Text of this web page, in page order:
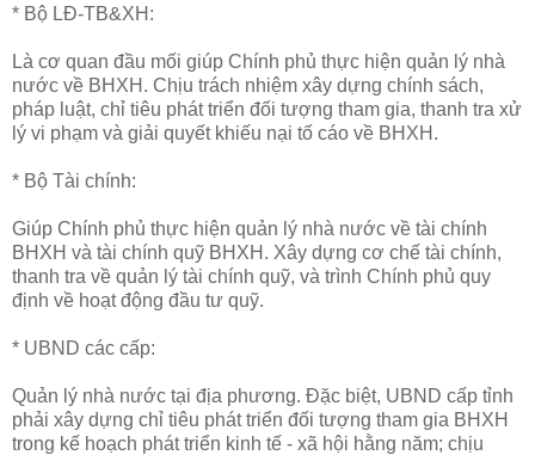
* Bộ LĐ-TB&XH:
Là cơ quan đầu mối giúp Chính phủ thực hiện quản lý nhà
nước về BHXH. Chịu trách nhiệm xây dựng chính sách,
pháp luật, chỉ tiêu phát triển đối tượng tham gia, thanh tra xử
lý vi phạm và giải quyết khiếu nại tố cáo về BHXH.
* Bộ Tài chính:
Giúp Chính phủ thực hiện quản lý nhà nước về tài chính
BHXH và tài chính quỹ BHXH. Xây dựng cơ chế tài chính,
thanh tra về quản lý tài chính quỹ, và trình Chính phủ quy
định về hoạt động đầu tư quỹ.
* UBND các cấp:
Quản lý nhà nước tại địa phương. Đặc biệt, UBND cấp tỉnh
phải xây dựng chỉ tiêu phát triển đối tượng tham gia BHXH
trong kế hoạch phát triển kinh tế - xã hội hằng năm; chịu